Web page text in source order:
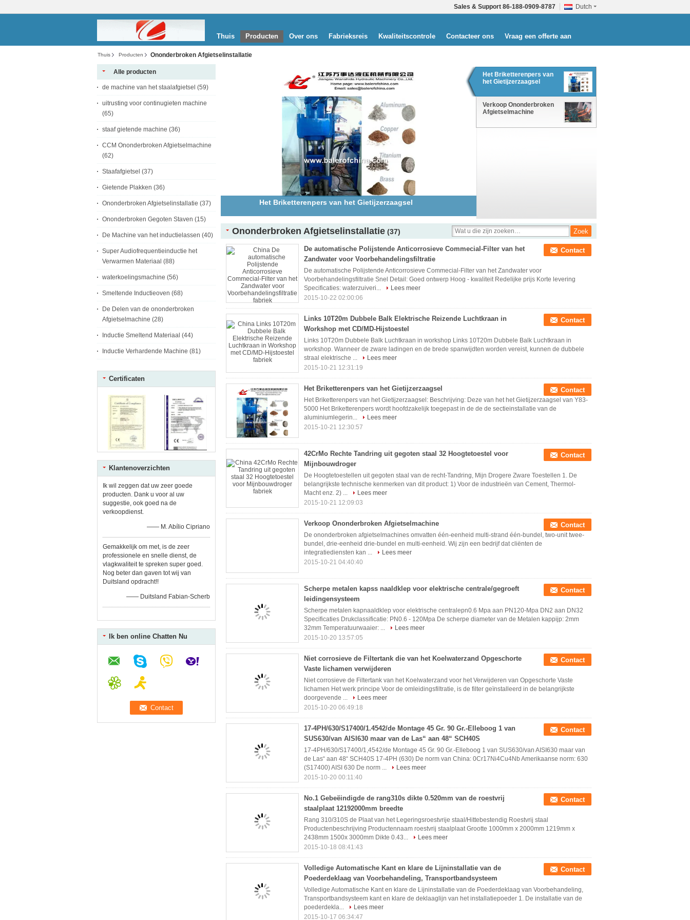
Dutch
Sales & Support 86-188-0909-8787
Thuis Producten Over ons Fabrieksreis Kwaliteitscontrole Contacteer ons Vraag een offerte aan
Thuis Producten Ononderbroken Afgietselinstallatie
Alle producten
de machine van het staalafgietsel (59)
uitrusting voor continugieten machine
(65)
staaf gietende machine (36)
CCM Ononderbroken Afgietselmachine
(62)
Staafafgietsel (37)
Gietende Plakken (36)
Ononderbroken Afgietselinstallatie (37)
Ononderbroken Gegoten Staven (15)
De Machine van het inductielassen (40)
Super Audiofrequentieinductie het
Verwarmen Materiaal (88)
waterkoelingsmachine (56)
Smeltende Inductieoven (68)
De Delen van de ononderbroken
Afgietselmachine (28)
Inductie Smeltend Materiaal (44)
Inductie Verhardende Machine (81)
Certificaten
Klantenoverzichten
Ik wil zeggen dat uw zeer goede
producten. Dank u voor al uw
suggestie, ook goed na de
verkoopdienst.
—— M. Abílio Cipriano
Gemakkelijk om met, is de zeer
professionele en snelle dienst, de
vlagkwaliteit te spreken super goed.
Nog beter dan gaven tot wij van
Duitsland opdracht!!
—— Duitsland Fabian-Scherb
Ik ben online Chatten Nu
Verkoop Ononderbroken Afgietselmachine
Het Briketterenpers van
het Gietijzerzaagsel
Verkoop Ononderbroken
Afgietselmachine
Ononderbroken Afgietselinstallatie (37)
De automatische Polijstende Anticorrosieve Commecial-Filter van het
Zandwater voor Voorbehandelingsfiltratie
Contact
De automatische Polijstende Anticorrosieve Commecial-Filter van het Zandwater voor
Voorbehandelingsfiltratie Snel Detail: Goed ontwerp Hoog - kwaliteit Redelijke prijs Korte levering
Specificaties: waterzuiveri...
Lees meer
2015-10-22 02:00:06
Links 10T20m Dubbele Balk Elektrische Reizende Luchtkraan in
Workshop met CD/MD-Hijstoestel
Contact
Links 10T20m Dubbele Balk Luchtkraan in workshop Links 10T20m Dubbele Balk Luchtkraan in
workshop. Wanneer de zware ladingen en de brede spanwijdten worden vereist, kunnen de dubbele
straal elektrische ...
Lees meer
2015-10-21 12:31:19
Het Briketterenpers van het Gietijzerzaagsel Contact
Het Briketterenpers van het Gietijzerzaagsel: Beschrijving: Deze van het het Gietijzerzaagsel van Y83-
5000 Het Briketterenpers wordt hoofdzakelijk toegepast in de de de sectieinstallatie van de
aluminiumlegerin...
Lees meer
2015-10-21 12:30:57
42CrMo Rechte Tandring uit gegoten staal 32 Hoogtetoestel voor
Mijnbouwdroger
Contact
De Hoogtetoestellen uit gegoten staal van de recht-Tandring, Mijn Drogere Zware Toestellen 1. De
belangrijkste technische kenmerken van dit product: 1) Voor de industrieën van Cement, Thermol-
Macht enz. 2) ...
Lees meer
2015-10-21 12:09:03
Verkoop Ononderbroken Afgietselmachine Contact
De ononderbroken afgietselmachines omvatten één-eenheid multi-strand één-bundel, two-unit twee-
bundel, drie-eenheid drie-bundel en multi-eenheid. Wij zijn een bedrijf dat cliënten de
integratiediensten kan ...
Lees meer
2015-10-21 04:40:40
Scherpe metalen kapss naaldklep voor elektrische centrale/gegroeft
leidingensysteem
Contact
Scherpe metalen kapnaaldklep voor elektrische centralepn0.6 Mpa aan PN120-Mpa DN2 aan DN32
Specificaties Drukclassificatie: PN0.6 - 120Mpa De scherpe diameter van de Metalen kappijp: 2mm
32mm Temperatuurwaaier: ...
Lees meer
2015-10-20 13:57:05
Niet corrosieve de Filtertank die van het Koelwaterzand Opgeschorte
Vaste lichamen verwijderen
Contact
Niet corrosieve de Filtertank van het Koelwaterzand voor het Verwijderen van Opgeschorte Vaste
lichamen Het werk principe Voor de omleidingsfiltratie, is de filter geïnstalleerd in de belangrijkste
doorgevende ...
Lees meer
2015-10-20 06:49:18
17-4PH/630/S17400/1.4542/de Montage 45 Gr. 90 Gr.-Elleboog 1 van
SUS630/van AISI630 maar van de Las“ aan 48“ SCH40S
Contact
17-4PH/630/S17400/1,4542/de Montage 45 Gr. 90 Gr.-Elleboog 1 van SUS630/van AISI630 maar van
de Las“ aan 48“ SCH40S 17-4PH (630) De norm van China: 0Cr17Ni4Cu4Nb Amerikaanse norm: 630
(S17400) AISI 630 De norm ...
Lees meer
2015-10-20 00:11:40
No.1 Gebeëindigde de rang310s dikte 0.520mm van de roestvrij
staalplaat 12192000mm breedte
Contact
Rang 310/310S de Plaat van het Legeringsroestvrije staal/Hittebestendig Roestvrij staal
Productenbeschrijving Productennaam roestvrij staalplaat Grootte 1000mm x 2000mm 1219mm x
2438mm 1500x 3000mm Dikte 0.43...
Lees meer
2015-10-18 08:41:43
Volledige Automatische Kant en klare de Lijninstallatie van de
Poederdeklaag van Voorbehandeling, Transportbandsysteem
Contact
Volledige Automatische Kant en klare de Lijninstallatie van de Poederdeklaag van Voorbehandeling,
Transportbandsysteem kant en klare de deklaaglijn van het installatiepoeder 1. De installatie van de
poederdekla...
Lees meer
2015-10-17 06:34:47